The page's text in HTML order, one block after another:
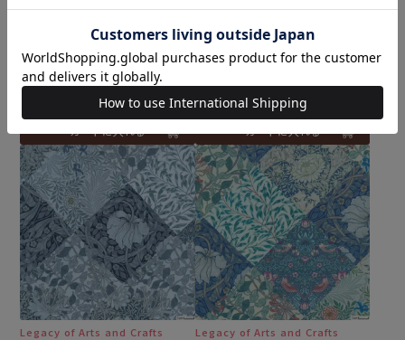
デザインコレクション
メール便2mまで可
カートに入れる
ンコレクション
メール便2mまで可
¥308税込
カートに入れる
Legacy of Arts and Crafts Legacy of Arts and Crafts